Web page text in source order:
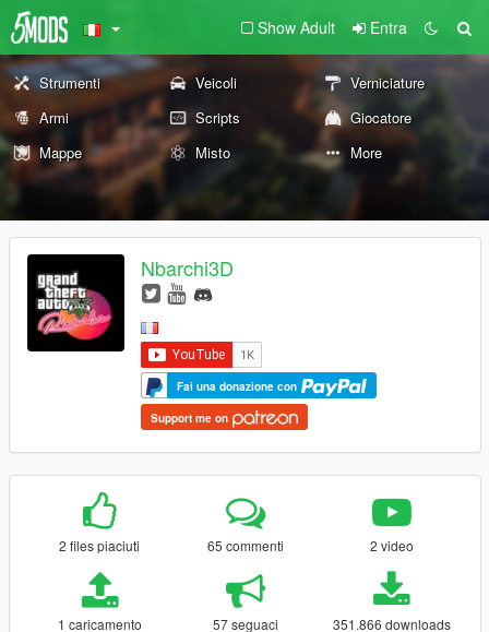
Show Adult Entra
Strumenti Veicoli
Verniciature
Armi
Scripts
Giocatore
Mappe
Misto More
Nbarchi3D
Fai una donazione con
Support me on
2 files piaciuti 65 commenti 2 video
1 caricamento 57 seguaci 351.866 downloads